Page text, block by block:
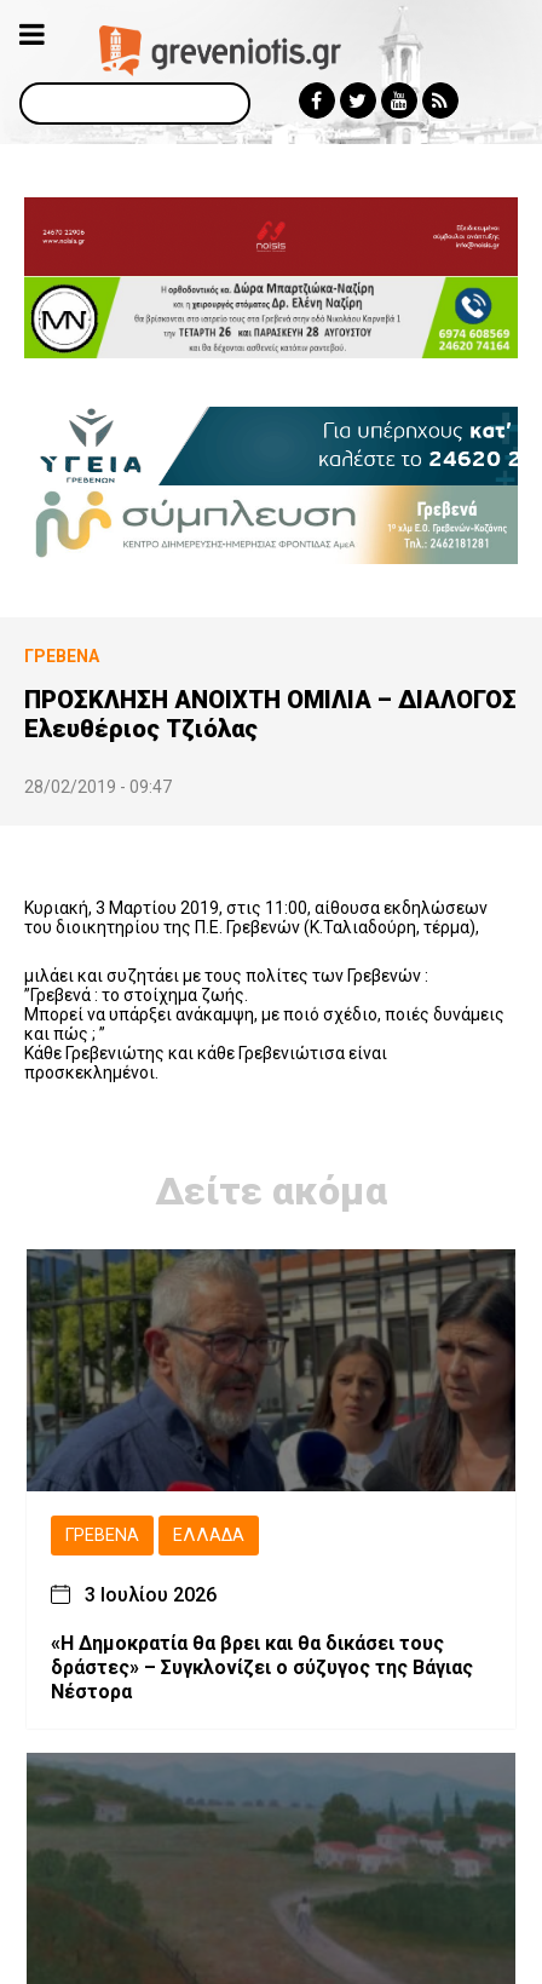
Αναζήτηση
ΓΡΕΒΕΝΆ
ΠΡΟΣΚΛΗΣΗ ΑΝΟΙΧΤΗ ΟΜΙΛΙΑ – ΔΙΑΛΟΓΟΣ
Ελευθέριος Τζιόλας
28/02/2019 - 09:47
Κυριακή, 3 Μαρτίου 2019, στις 11:00, αίθουσα εκδηλώσεων
του διοικητηρίου της Π.Ε. Γρεβενών (Κ.Ταλιαδούρη, τέρμα),
μιλάει και συζητάει με τους πολίτες των Γρεβενών :
”Γρεβενά : το στοίχημα ζωής.
Μπορεί να υπάρξει ανάκαμψη, με ποιό σχέδιο, ποιές δυνάμεις
και πώς ; ”
Κάθε Γρεβενιώτης και κάθε Γρεβενιώτισα είναι
προσκεκλημένοι.
Δείτε ακόμα
ΓΡΕΒΕΝΆ ΕΛΛΆΔΑ
3 Ιουλίου 2026
«Η Δημοκρατία θα βρει και θα δικάσει τους
δράστες» – Συγκλονίζει ο σύζυγος της Βάγιας
Νέστορα